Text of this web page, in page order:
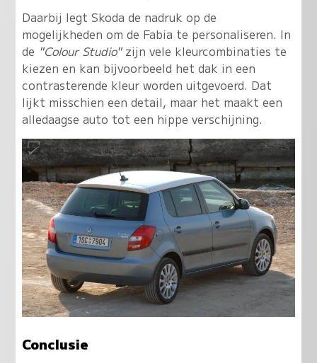
Daarbij legt Skoda de nadruk op de
mogelijkheden om de Fabia te personaliseren. In
de "Colour Studio"zijn vele kleurcombinaties te
kiezen en kan bijvoorbeeld het dak in een
contrasterende kleur worden uitgevoerd. Dat
lijkt misschien een detail, maar het maakt een
alledaagse auto tot een hippe verschijning.
Conclusie